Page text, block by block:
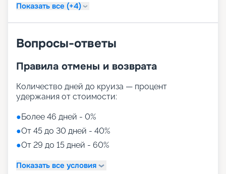
Показать все (+4)
Вопросы-ответы
Правила отмены и возврата
Количество дней до круиза — процент
удержания от стоимости:
●Более 46 дней - 0%
●От 45 до 30 дней - 40%
●От 29 до 15 дней - 60%
Показать все условия